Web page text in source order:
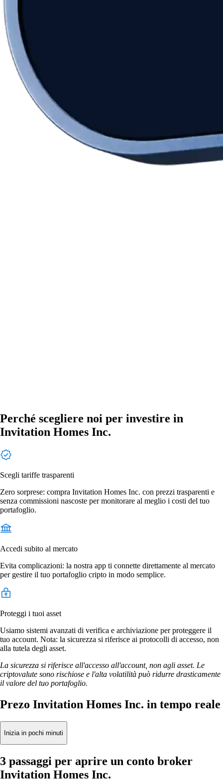
Perché scegliere noi per investire in
Invitation Homes Inc.
Scegli tariffe trasparenti
Zero sorprese: compra Invitation Homes Inc. con prezzi trasparenti e
senza commissioni nascoste per monitorare al meglio i costi del tuo
portafoglio.
Accedi subito al mercato
Evita complicazioni: la nostra app ti connette direttamente al mercato
per gestire il tuo portafoglio cripto in modo semplice.
Proteggi i tuoi asset
Usiamo sistemi avanzati di verifica e archiviazione per proteggere il
tuo account. Nota: la sicurezza si riferisce ai protocolli di accesso, non
alla tutela degli asset.
La sicurezza si riferisce all'accesso all'account, non agli asset. Le
criptovalute sono rischiose e l'alta volatilità può ridurre drasticamente
il valore del tuo portafoglio.
Prezo Invitation Homes Inc. in tempo reale
Inizia in pochi minuti
3 passaggi per aprire un conto broker
Invitation Homes Inc.